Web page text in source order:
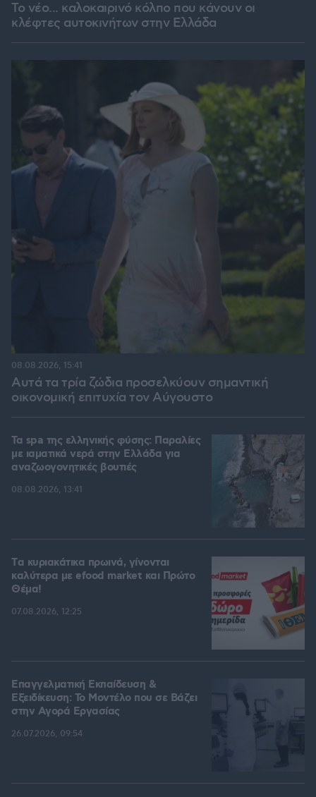
Το νέο... καλοκαιρινό κόλπο που κάνουν οι
κλέφτες αυτοκινήτων στην Ελλάδα
Αυτά τα τρία ζώδια προσελκύουν σημαντική
οικονομική επιτυχία τον Αύγουστο
08.08.2026, 15:41
Τα spa της ελληνικής φύσης: Παραλίες
με ιαματικά νερά στην Ελλάδα για
αναζωογονητικές βουτιές
08.08.2026, 13:41
Tα κυριακάτικα πρωινά, γίνονται
καλύτερα με efood market και Πρώτο
Θέμα!
07.08.2026, 12:25
Επαγγελματική Εκπαίδευση &
Εξειδίκευση: Το Mοντέλο που σε Bάζει
στην Aγορά Eργασίας
26.07.2026, 09:54